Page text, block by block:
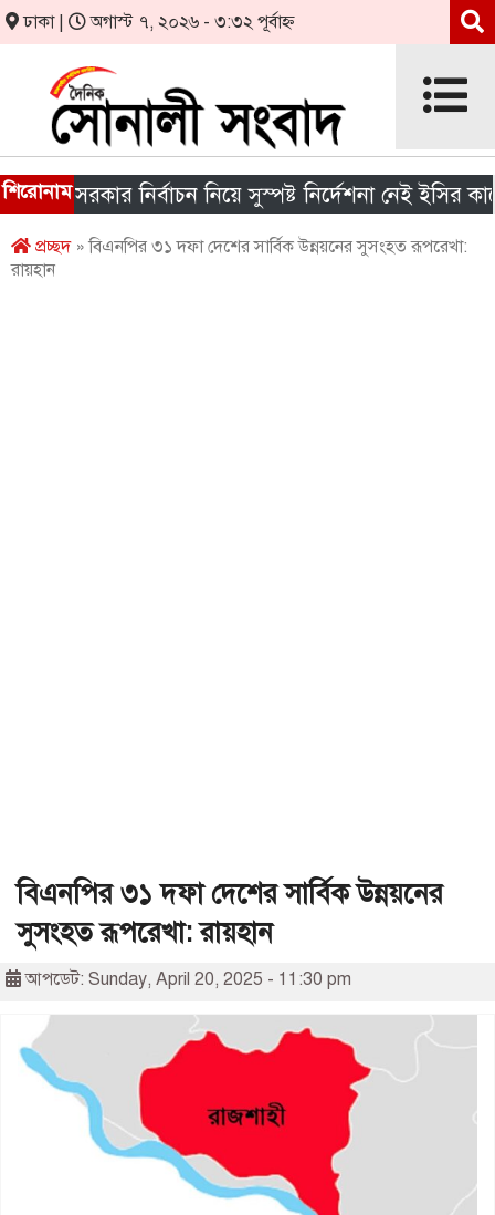
ঢাকা | অগাস্ট ৭, ২০২৬ - ৩:৩২ পূর্বাহ্ন
শিরোনাম
সরকার নির্বাচন নিয়ে সুস্পষ্ট নির্দেশনা নেই ইসির কাছে
প্রচ্ছদ» বিএনপির ৩১ দফা দেশের সার্বিক উন্নয়নের সুসংহত রূপরেখা:
রায়হান
বিএনপির ৩১ দফা দেশের সার্বিক উন্নয়নের
সুসংহত রূপরেখা: রায়হান
আপডেট: Sunday, April 20, 2025 - 11:30 pm